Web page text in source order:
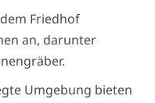
Friedhof
an, darunter
Umgebung bieten